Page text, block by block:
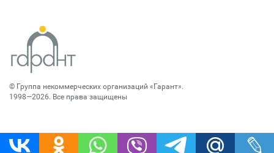
© Группа некоммерческих организаций «Гарант».
1998—2026. Все права защищены